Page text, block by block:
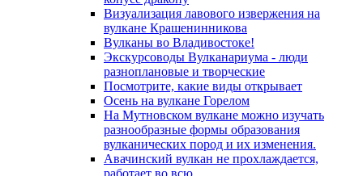
Визуализация лавового извержения на
вулкане Крашенинникова
Вулканы во Владивостоке!
Экскурсоводы Вулканариума - люди
разноплановые и творческие
Посмотрите, какие виды открывает
Осень на вулкане Горелом
На Мутновском вулкане можно изучать
разнообразные формы образования
вулканических пород и их изменения.
Авачинский вулкан не прохлаждается,
работает во всю